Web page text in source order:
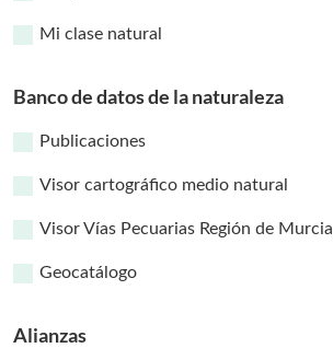
Mi clase natural
Banco de datos de la naturaleza
Publicaciones
Visor cartográfico medio natural
Visor Vías Pecuarias Región de Murcia
Geocatálogo
Alianzas